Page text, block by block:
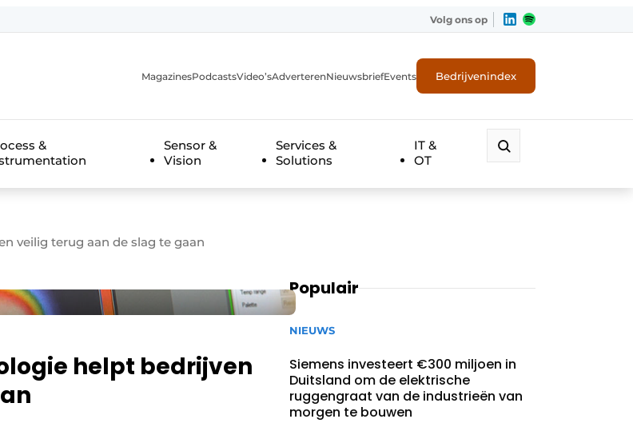
Volg ons op
MagazinesPodcastsVideo’sAdverterenNieuwsbriefEvents Bedrijvenindex
&
Sensor &
Vision
Services &
Solutions
IT &
OT
veilig terug aan de slag te gaan
helpt bedrijven
Populair
NIEUWS
Siemens investeert €300 miljoen in
Duitsland om de elektrische
ruggengraat van de industrieën van
morgen te bouwen